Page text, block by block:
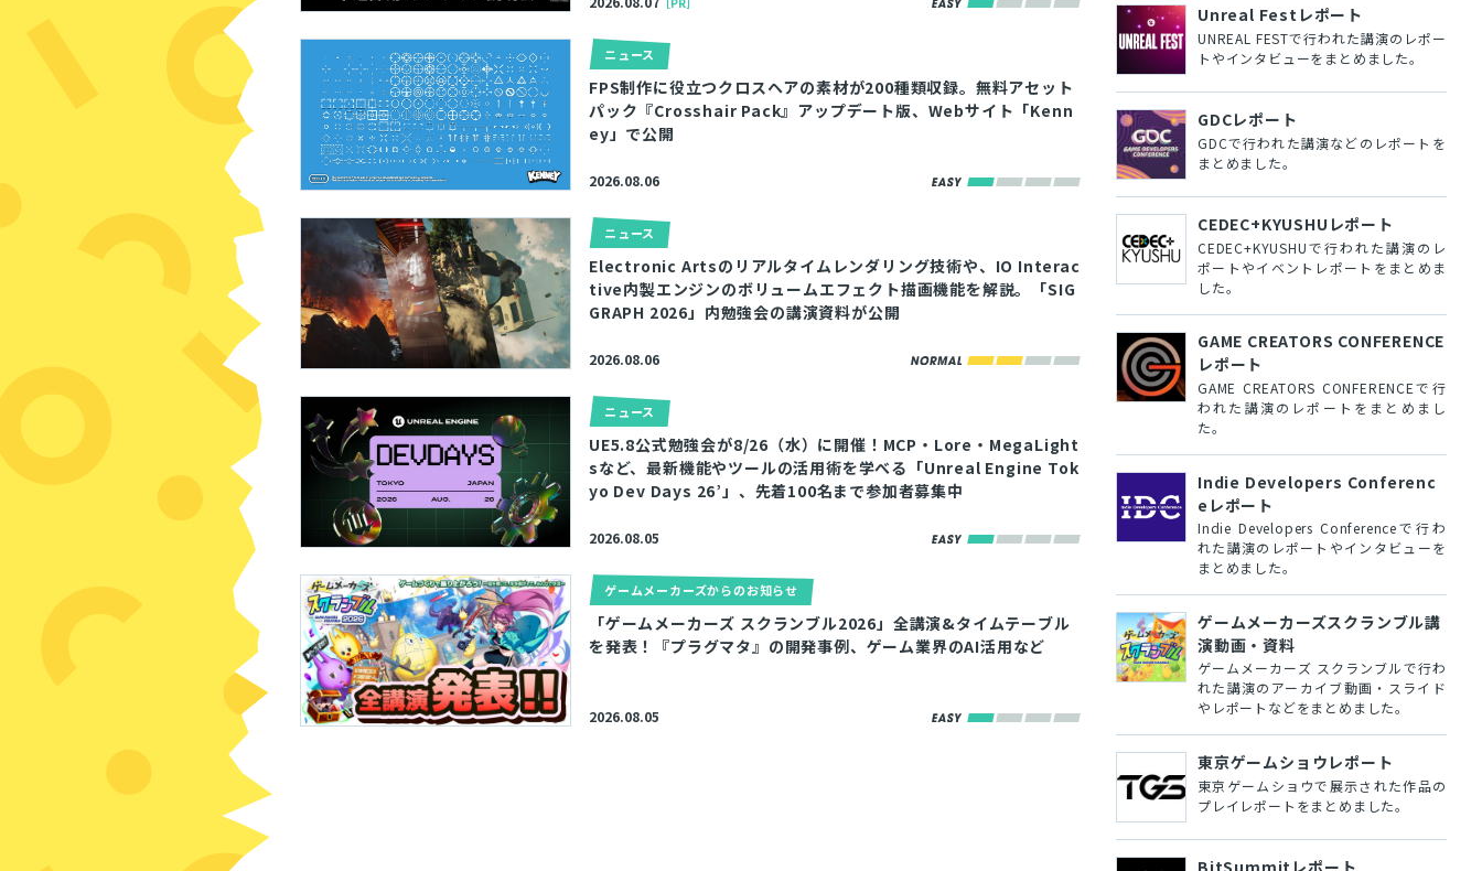
ニュース
FPS制作に役立つクロスヘアの素材が200種類収録。無料アセット
パック『Crosshair Pack』アップデート版、Webサイト「Kenn
ey」で公開
2026.08.06
ニュース
Electronic Artsのリアルタイムレンダリング技術や、IO Interac
tive内製エンジンのボリュームエフェクト描画機能を解説。「SIG
GRAPH 2026」内勉強会の講演資料が公開
2026.08.06
ニュース
UE5.8公式勉強会が8/26（水）に開催！MCP・Lore・MegaLight
sなど、最新機能やツールの活用術を学べる「Unreal Engine Tok
yo Dev Days 26’」、先着100名まで参加者募集中
2026.08.05
ゲームメーカーズからのお知らせ
「ゲームメーカーズ スクランブル2026」全講演&タイムテーブル
を発表！『プラグマタ』の開発事例、ゲーム業界のAI活用など
2026.08.05
Unreal Festレポート
UNREAL FESTで行われた講演のレポー
トやインタビューをまとめました。
GDCレポート
GDCで行われた講演などのレポートを
まとめました。
CEDEC+KYUSHUレポート
CEDEC+KYUSHUで行われた講演のレ
ポートやイベントレポートをまとめま
した。
GAME CREATORS CONFERENCE
レポート
GAME CREATORS CONFERENCEで行
われた講演のレポートをまとめまし
た。
Indie Developers Conferenc
eレポート
Indie Developers Conferenceで行わ
れた講演のレポートやインタビューを
まとめました。
ゲームメーカーズスクランブル講
演動画・資料
ゲームメーカーズ スクランブルで行わ
れた講演のアーカイブ動画・スライド
やレポートなどをまとめました。
東京ゲームショウレポート
東京ゲームショウで展示された作品の
プレイレポートをまとめました。
BitSummitレポート